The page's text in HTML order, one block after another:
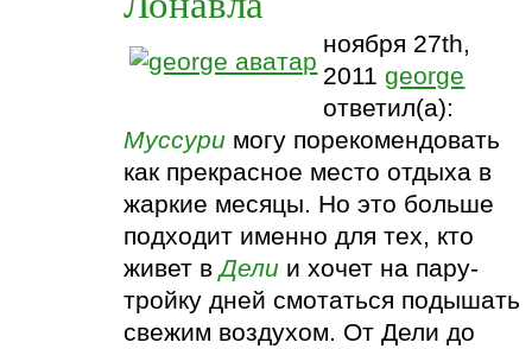
ноября 27th,
2011george
ответил(а):
Муссури могу порекомендовать
как прекрасное место отдыха в
жаркие месяцы. Но это больше
подходит именно для тех, кто
живет вДели и хочет на пару-
тройку дней смотаться подышать
свежим воздухом. От Дели до